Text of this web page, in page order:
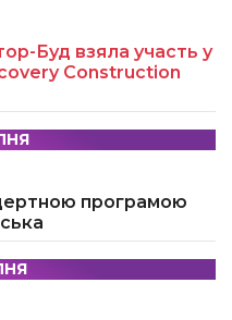
Буд взяла участь у
Construction
програмою